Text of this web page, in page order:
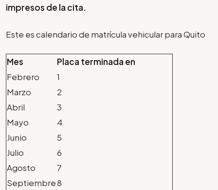
impresos de la cita.
Este es calendario de matrícula vehicular para Quito
Mes
Placa terminada en
Febrero
1
Marzo
2
Abril
3
Mayo
4
Junio
5
Julio
6
Agosto
7
Septiembre8